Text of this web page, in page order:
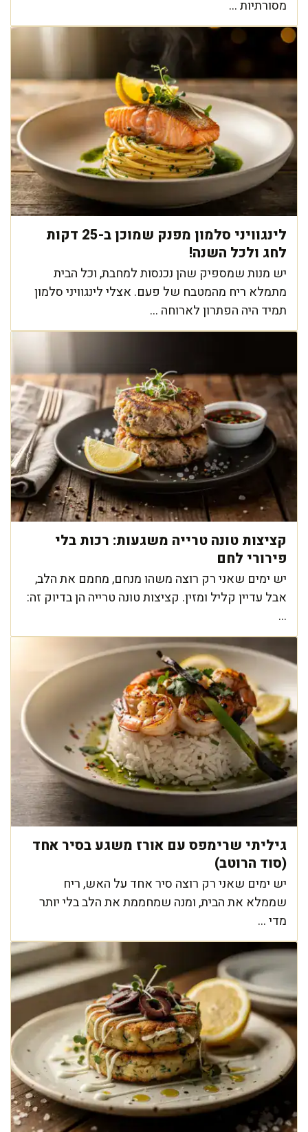
מסורתיות ...
לינגוויני סלמון מפנק שמוכן ב-25 דקות
לחג ולכל השנה!
יש מנות שמספיק שהן נכנסות למחבת, וכל הבית
מתמלא ריח מהמטבח של פעם. אצלי לינגוויני סלמון
תמיד היה הפתרון לארוחה ...
קציצות טונה טרייה משגעות: רכות בלי
פירורי לחם
יש ימים שאני רק רוצה משהו מנחם, מחמם את הלב,
אבל עדיין קליל ומזין. קציצות טונה טרייה הן בדיוק זה:
...
גיליתי שרימפס עם אורז משגע בסיר אחד
(סוד הרוטב)
יש ימים שאני רק רוצה סיר אחד על האש, ריח
שממלא את הבית, ומנה שמחממת את הלב בלי יותר
מדי ...